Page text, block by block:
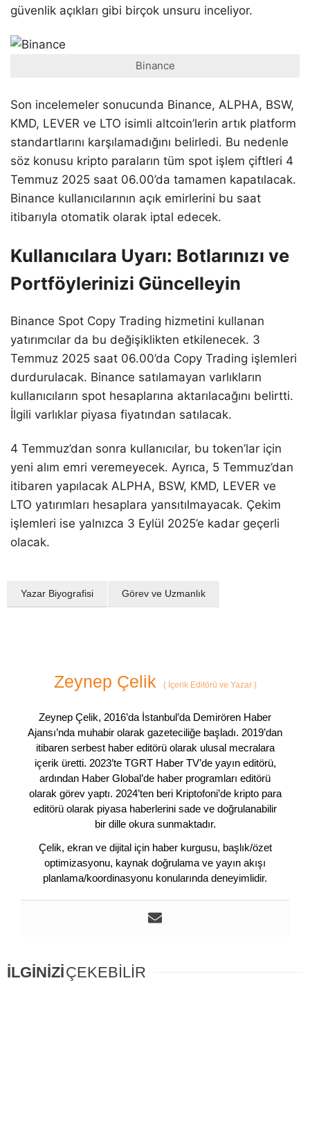
güvenlik açıkları gibi birçok unsuru inceliyor.
Binance
Son incelemeler sonucunda Binance, ALPHA, BSW,
KMD, LEVER ve LTO isimli altcoin’lerin artık platform
standartlarını karşılamadığını belirledi. Bu nedenle
söz konusu kripto paraların tüm spot işlem çiftleri 4
Temmuz 2025 saat 06.00’da tamamen kapatılacak.
Binance kullanıcılarının açık emirlerini bu saat
itibarıyla otomatik olarak iptal edecek.
Kullanıcılara Uyarı: Botlarınızı ve
Portföylerinizi Güncelleyin
Binance Spot Copy Trading hizmetini kullanan
yatırımcılar da bu değişiklikten etkilenecek. 3
Temmuz 2025 saat 06.00’da Copy Trading işlemleri
durdurulacak. Binance satılamayan varlıkların
kullanıcıların spot hesaplarına aktarılacağını belirtti.
İlgili varlıklar piyasa fiyatından satılacak.
4 Temmuz’dan sonra kullanıcılar, bu token’lar için
yeni alım emri veremeyecek. Ayrıca, 5 Temmuz’dan
itibaren yapılacak ALPHA, BSW, KMD, LEVER ve
LTO yatırımları hesaplara yansıtılmayacak. Çekim
işlemleri ise yalnızca 3 Eylül 2025’e kadar geçerli
olacak.
Yazar Biyografisi Görev ve Uzmanlık
Zeynep Çelik (İçerik Editörü ve Yazar )
Zeynep Çelik, 2016’da İstanbul’da Demirören Haber
Ajansı’nda muhabir olarak gazeteciliğe başladı. 2019’dan
itibaren serbest haber editörü olarak ulusal mecralara
içerik üretti. 2023’te TGRT Haber TV’de yayın editörü,
ardından Haber Global’de haber programları editörü
olarak görev yaptı. 2024’ten beri Kriptofoni’de kripto para
editörü olarak piyasa haberlerini sade ve doğrulanabilir
bir dille okura sunmaktadır.
Çelik, ekran ve dijital için haber kurgusu, başlık/özet
optimizasyonu, kaynak doğrulama ve yayın akışı
planlama/koordinasyonu konularında deneyimlidir.
İLGİNİZİÇEKEBİLİR